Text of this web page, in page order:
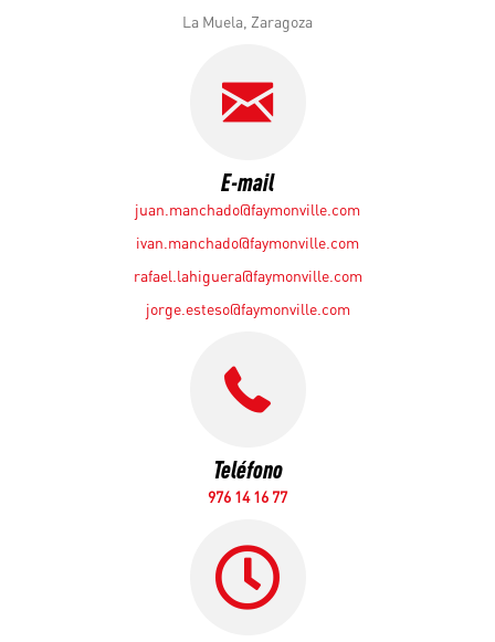
La Muela, Zaragoza
E-mail
juan.manchado@faymonville.com
ivan.manchado@faymonville.com
rafael.lahiguera@faymonville.com
jorge.esteso@faymonville.com
Teléfono
976 14 16 77